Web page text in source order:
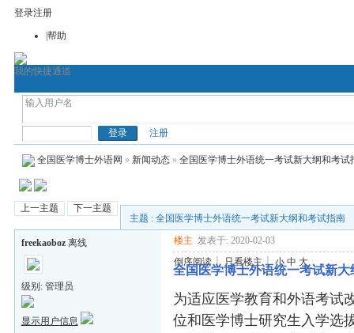
登录注册
|帮助
我的快捷通道
全国医学博士外语
注册
全国医学博士外语网 » 新闻动态» 全国医学博士外语统一考试新大纲和考试
上一主题
下一主题
主题 : 全国医学博士外语统一考试新大纲和考试指南
freekaoboz 离线
级别: 管理员
显示用户信息
楼主 发表于: 2020-02-03
倒序阅读 ┊ 只看楼主 ┊ 小 中 大
全国医学博士外语统一考试新大
为适应医学教育和外语考试
位和医学博士研究生入学选